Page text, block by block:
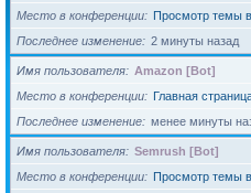
Место в конференции
Просмотр темы
Последнее изменение
2 минуты назад
Имя пользователя
Amazon [Bot]
Место в конференции
Главная
Последнее изменение
менее минуты
Имя пользователя
Semrush [Bot]
Место в конференции
Просмотр темы